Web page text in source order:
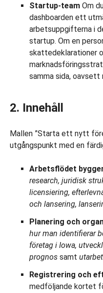
Startup-team Om
dashboarden ett
arbetsuppgifterna i
startup. Om en
skattedeklarationer
samma sida, oavsett
2. Innehåll
Mallen ”Starta ett nytt
utgångspunkt med en
Arbetsflödet
research, juridisk
licensiering,
och lansering,
Planering och
hur man identifierar
företag i Iowa,
prognos samt
Registrering och
medföljande kortet